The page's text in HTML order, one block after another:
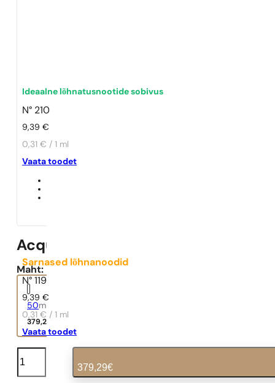
Ideaalne lõhnatusnootide sobivus
N° 210
9,39€
0,31 € / 1 ml
Vaata toodet
Sarnased lõhnanoodid
N° 119
9,39€
0,31 € / 1 ml
Vaata toodet
Acqua di Gioia
Maht:
50ml
379,29
Acqua
di
Gioia
kogus
379,29€